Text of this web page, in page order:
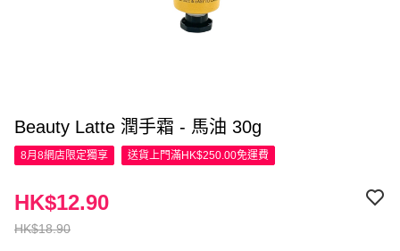
Beauty Latte 潤手霜 - 馬油 30g
8月8網店限定獨享 送貨上門滿HK$250.00免運費
HK$18.90
HK$12.90